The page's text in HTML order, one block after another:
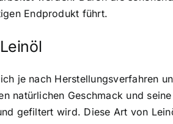
Endprodukt führt.
je nach Herstellungsverfahren
natürlichen Geschmack und
gefiltert wird. Diese Art von